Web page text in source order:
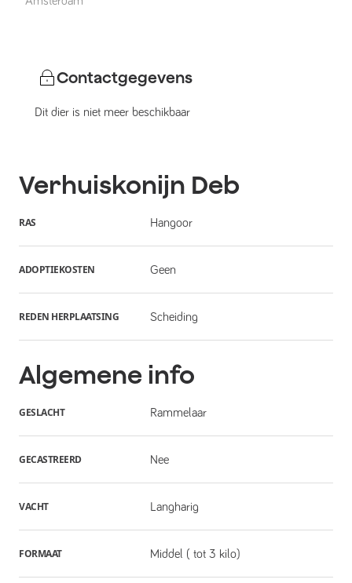
Contactgegevens
Dit dier is niet meer beschikbaar
Verhuiskonijn Deb
RAS Hangoor
ADOPTIEKOSTEN Geen
REDEN HERPLAATSING Scheiding
Algemene info
GESLACHT Rammelaar
GECASTREERD Nee
VACHT Langharig
FORMAAT Middel ( tot 3 kilo)